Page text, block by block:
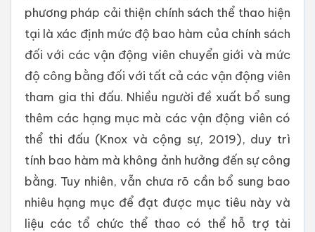
phương pháp cải thiện chính sách thể thao hiện
tại là xác định mức độ bao hàm của chính sách
đối với các vận động viên chuyển giới và mức
độ công bằng đối với tất cả các vận động viên
tham gia thi đấu. Nhiều người đề xuất bổ sung
thêm các hạng mục mà các vận động viên có
thể thi đấu (Knox và cộng sự, 2019), duy trì
tính bao hàm mà không ảnh hưởng đến sự công
bằng. Tuy nhiên, vẫn chưa rõ cần bổ sung bao
nhiêu hạng mục để đạt được mục tiêu này và
liệu các tổ chức thể thao có thể hỗ trợ tài